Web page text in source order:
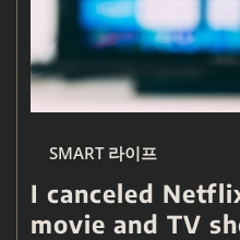
SMART 라이프
I canceled
movie and TV